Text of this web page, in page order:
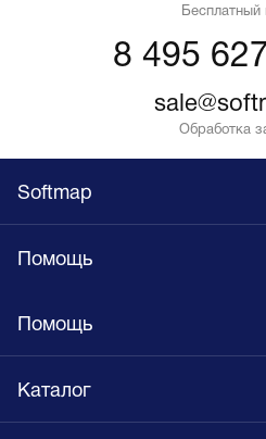
Бесплатный
8 495
Обработка
Softmap
Помощь
Помощь
Каталог